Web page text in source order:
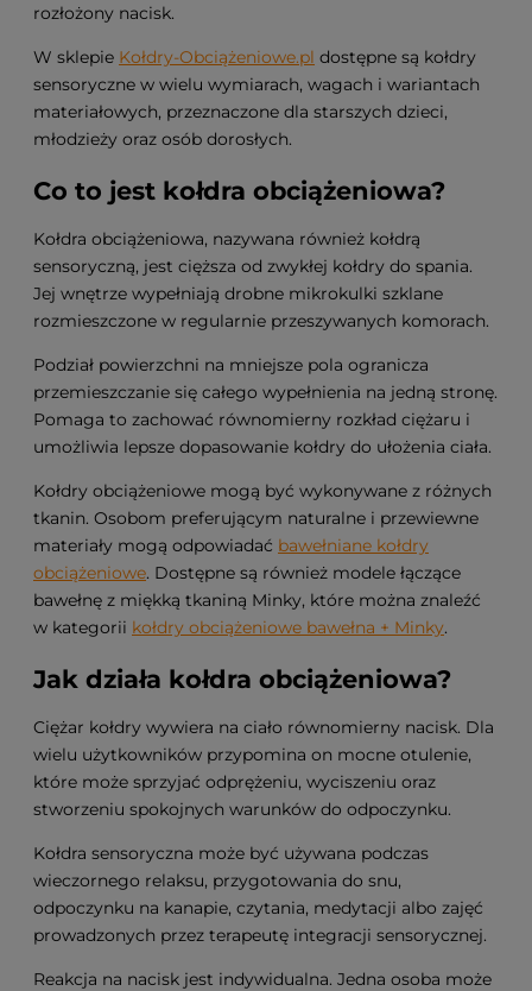
rozłożony nacisk.
W sklepie Kołdry-Obciążeniowe.pl dostępne są kołdry
sensoryczne w wielu wymiarach, wagach i wariantach
materiałowych, przeznaczone dla starszych dzieci,
młodzieży oraz osób dorosłych.
Co to jest kołdra obciążeniowa?
Kołdra obciążeniowa, nazywana również kołdrą
sensoryczną, jest cięższa od zwykłej kołdry do spania.
Jej wnętrze wypełniają drobne mikrokulki szklane
rozmieszczone w regularnie przeszywanych komorach.
Podział powierzchni na mniejsze pola ogranicza
przemieszczanie się całego wypełnienia na jedną stronę.
Pomaga to zachować równomierny rozkład ciężaru i
umożliwia lepsze dopasowanie kołdry do ułożenia ciała.
Kołdry obciążeniowe mogą być wykonywane z różnych
tkanin. Osobom preferującym naturalne i przewiewne
materiały mogą odpowiadać bawełniane kołdry
obciążeniowe. Dostępne są również modele łączące
bawełnę z miękką tkaniną Minky, które można znaleźć
w kategorii kołdry obciążeniowe bawełna + Minky.
Jak działa kołdra obciążeniowa?
Ciężar kołdry wywiera na ciało równomierny nacisk. Dla
wielu użytkowników przypomina on mocne otulenie,
które może sprzyjać odprężeniu, wyciszeniu oraz
stworzeniu spokojnych warunków do odpoczynku.
Kołdra sensoryczna może być używana podczas
wieczornego relaksu, przygotowania do snu,
odpoczynku na kanapie, czytania, medytacji albo zajęć
prowadzonych przez terapeutę integracji sensorycznej.
Reakcja na nacisk jest indywidualna. Jedna osoba może